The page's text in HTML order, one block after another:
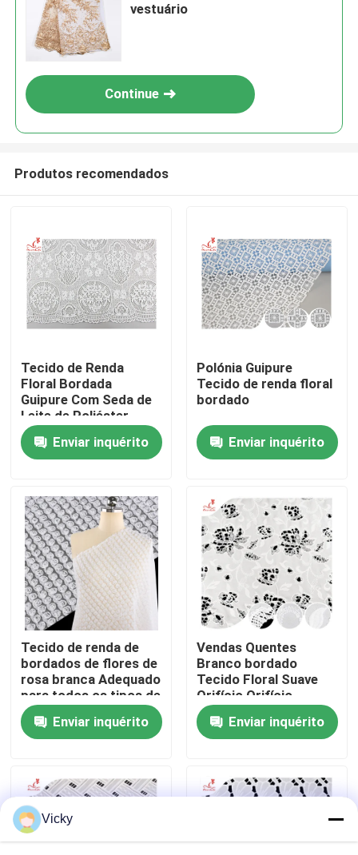
Casa
Produtos
Sobre nós
Excursão da fábrica
Controle da qualidade
Contacte-nos
Peça umas citações
tela bordada do laço
guarnição bordada do laço
vestuário
Continue
Produtos recomendados
Tecido de Renda
Floral Bordada
Guipure Com Seda de
Leite de Poliéster
Químico
Enviar inquérito
Polónia Guipure
Tecido de renda floral
bordado
Enviar inquérito
Tecido de renda de
bordados de flores de
rosa branca Adequado
para todos os tipos de
roupas Tecidos de
suporte
personalizados
Enviar inquérito
Vendas Quentes
Branco bordado
Tecido Floral Suave
Orifício Orifício
Poliéster Bordado
TecidoEnviar inquérito
Vicky